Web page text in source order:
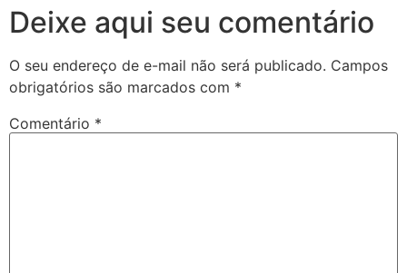
Deixe aqui seu comentário
O seu endereço de e-mail não será publicado. Campos
obrigatórios são marcados com *
Comentário *